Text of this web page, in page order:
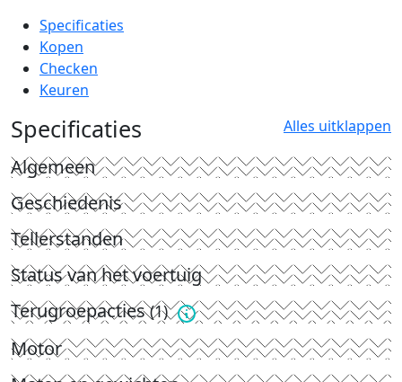
Specificaties
Kopen
Checken
Keuren
Specificaties Alles uitklappen
Algemeen
Geschiedenis
Tellerstanden
Status van het voertuig
Terugroepacties(1)
Motor